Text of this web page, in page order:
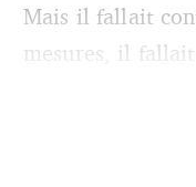
Mais il fallait
mesures, il